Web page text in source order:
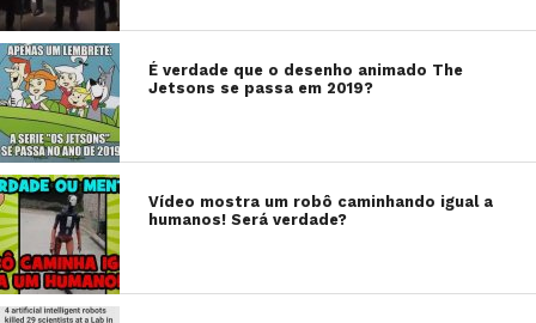
É verdade que o desenho animado The
Jetsons se passa em 2019?
Vídeo mostra um robô caminhando igual a
humanos! Será verdade?